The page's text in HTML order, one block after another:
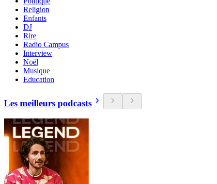
Religion
Enfants
DJ
Rire
Radio Campus
Interview
Noël
Musique
Education
Les meilleurs podcasts